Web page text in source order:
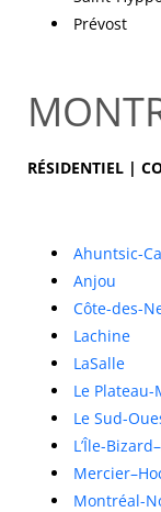
Prévost
RÉSIDENTIEL |
Ahuntsic-
Anjou
Côte-des-
Lachine
LaSalle
Le Plateau-
Le Sud-
L’Île-
Montréal-